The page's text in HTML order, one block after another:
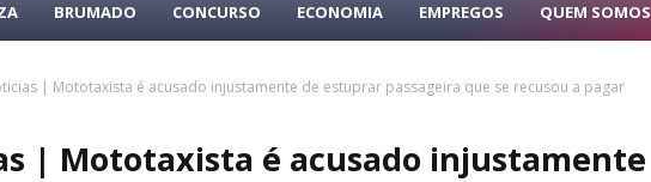
BRUMADO CONCURSO ECONOMIA EMPREGOS QUEM SOMOS
| Mototaxista é acusado injustamente de estuprar passageira que se recusou a pagar
| Mototaxista é acusado injustamente